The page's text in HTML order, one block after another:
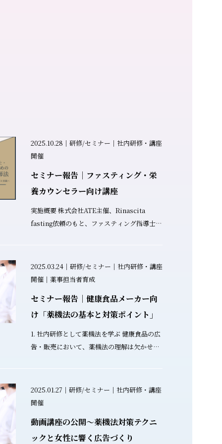
2025.10.28｜研修/セミナー｜社内研修・講座
開催
セミナー報告｜ファスティング・栄
養カウンセラー向け講座
実施概要 株式会社ATE主催、Rinascita
fasting依頼のもと、ファスティング指導士や
RFA - Rinascita fasting 本セミナーは、健康
な情報発信と法規制遵守」という重要な課題
に対する実践的なソリューションを提供しま
ナー 実施時間: 2時間 対象者: ファスティング
指導士、栄養カウンセラー、健康関連事業者
ティング指導の領域では、薬機法・景品表示
法・医師法といった複雑な法規制が関わって
きます。これらの法規制を正確に理解し遵守
することは、事業者にとって必須の知識で
す。 しかし多くの事業者は以下のような課題
2025.03.24｜研修/セミナー｜社内研修・講座
開催｜薬事担当者育成
セミナー報告｜健康食品メーカー向
け「薬機法の基本と対策ポイント」
1. 社内研修として薬機法を学ぶ 健康食品の広
告・販売において、薬機法の理解は欠かせま
会社わかさ生活さまより従業員に薬機法の基
を受け、 「薬機法の基本と対策ポイント」を
解説するセミナーを開催しました。 2. セミナ
2025.01.27｜研修/セミナー｜社内研修・講座
開催
動画講座の公開～薬機法対策テクニ
ックと女性に響く広告づくり